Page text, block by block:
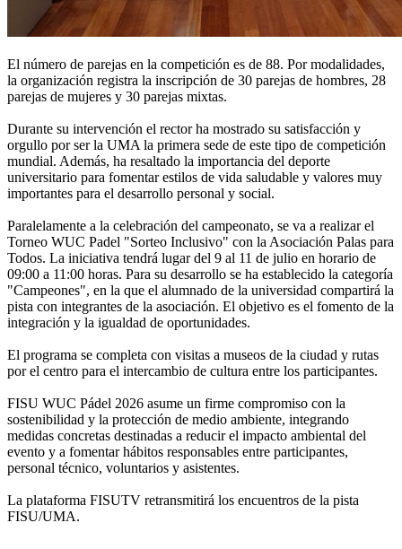
El número de parejas en la competición es de 88. Por modalidades,
la organización registra la inscripción de 30 parejas de hombres, 28
parejas de mujeres y 30 parejas mixtas.
Durante su intervención el rector ha mostrado su satisfacción y
orgullo por ser la UMA la primera sede de este tipo de competición
mundial. Además, ha resaltado la importancia del deporte
universitario para fomentar estilos de vida saludable y valores muy
importantes para el desarrollo personal y social.
Paralelamente a la celebración del campeonato, se va a realizar el
Torneo WUC Padel "Sorteo Inclusivo" con la Asociación Palas para
Todos. La iniciativa tendrá lugar del 9 al 11 de julio en horario de
09:00 a 11:00 horas. Para su desarrollo se ha establecido la categoría
"Campeones", en la que el alumnado de la universidad compartirá la
pista con integrantes de la asociación. El objetivo es el fomento de la
integración y la igualdad de oportunidades.
El programa se completa con visitas a museos de la ciudad y rutas
por el centro para el intercambio de cultura entre los participantes.
FISU WUC Pádel 2026 asume un firme compromiso con la
sostenibilidad y la protección de medio ambiente, integrando
medidas concretas destinadas a reducir el impacto ambiental del
evento y a fomentar hábitos responsables entre participantes,
personal técnico, voluntarios y asistentes.
La plataforma FISUTV retransmitirá los encuentros de la pista
FISU/UMA.